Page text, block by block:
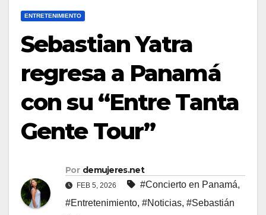
ENTRETENIMIENTO
Sebastian Yatra
regresa a Panamá
con su “Entre Tanta
Gente Tour”
Por demujeres.net
FEB 5, 2026 #Concierto en Panamá,
#Entretenimiento, #Noticias, #Sebastián